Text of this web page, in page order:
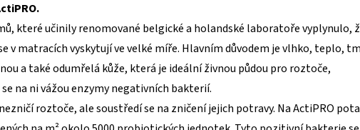
které učinily renomované belgické a holandské laboratoře vyplynulo,
v matracích vyskytují ve velké míře. Hlavním důvodem je vlhko, teplo,
a také odumřelá kůže, která je ideální živnou půdou pro roztoče,
na ni vážou enzymy negativních bakterií.
roztoče, ale soustředí se na zničení jejich potravy. Na ActiPRO